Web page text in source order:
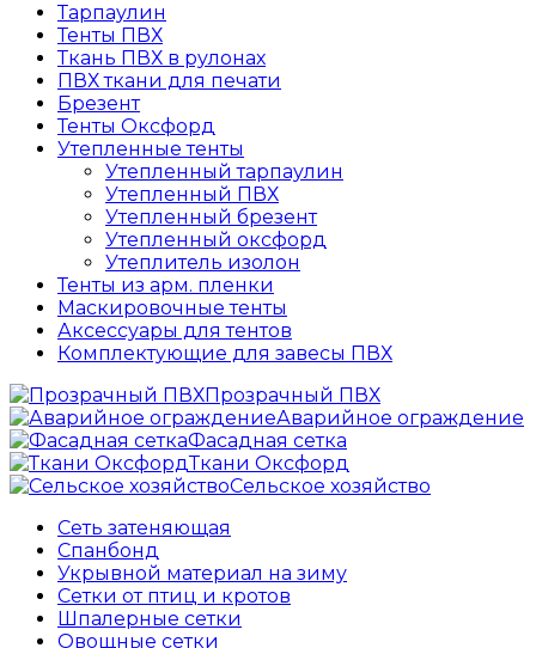
Тарпаулин
Тенты ПВХ
Ткань ПВХ в рулонах
ПВХ ткани для печати
Брезент
Тенты Оксфорд
Утепленные тенты
Утепленный тарпаулин
Утепленный ПВХ
Утепленный брезент
Утепленный оксфорд
Утеплитель изолон
Тенты из арм. пленки
Маскировочные тенты
Аксессуары для тентов
Комплектующие для завесы ПВХ
Прозрачный ПВХ
Аварийное ограждение
Фасадная сетка
Ткани Оксфорд
Сельское хозяйство
Сеть затеняющая
Спанбонд
Укрывной материал на зиму
Сетки от птиц и кротов
Шпалерные сетки
Овощные сетки